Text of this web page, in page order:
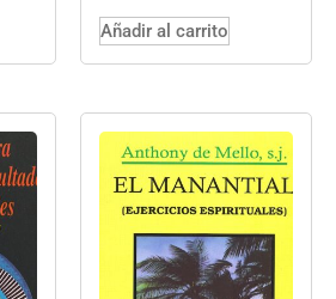
Añadir al carrito